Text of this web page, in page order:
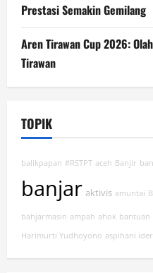
Prestasi Semakin Gemilang
Aren Tirawan Cup 2026:
Tirawan
TOPIK
balikpapan #RSTPT aceh Banjir
banjar aktivis amuntai
bahjarmasin ampah ahok bantuan
Harimurti Yudhoyono aspihani